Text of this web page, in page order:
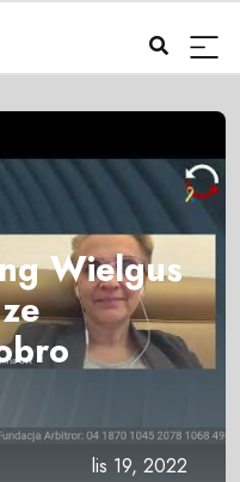
Wielgus
lis 19, 2022